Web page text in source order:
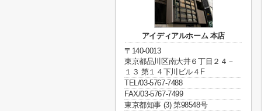
アイディアルホーム 本店
〒140-0013
東京都品川区南大井６丁目２４－
１３ 第１４下川ビル４F
TEL/03-5767-7488
FAX/03-5767-7499
東京都知事 (3) 第98548号